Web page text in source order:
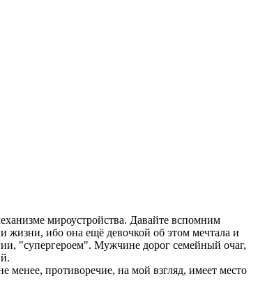
мироустройства. Давайте вспомним
ибо она ещё девочкой об этом мечтала и
"супергероем". Мужчине дорог семейный очаг,
менее, противоречие, на мой взгляд, имеет место